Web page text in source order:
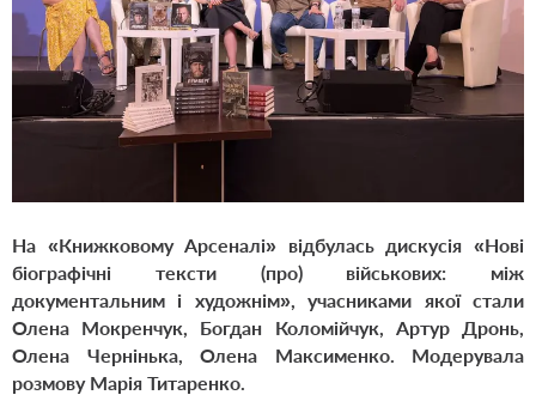
На «Книжковому Арсеналі» відбулась дискусія «Нові
біографічні тексти (про) військових: між
документальним і художнім», учасниками якої стали
Олена Мокренчук, Богдан Коломійчук, Артур Дронь,
Олена Чернінька, Олена Максименко. Модерувала
розмову Марія Титаренко.